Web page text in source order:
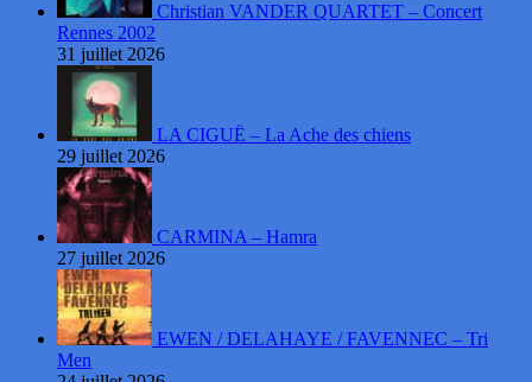
Christian VANDER QUARTET – Concert
Rennes 2002
31 juillet 2026
LA CIGUË – La Ache des chiens
29 juillet 2026
CARMINA – Hamra
27 juillet 2026
EWEN / DELAHAYE / FAVENNEC – Tri
Men